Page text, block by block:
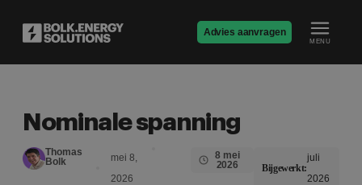
Advies aanvragen
MENU
Nominale spanning
Thomas
Bolk
mei 8,
2026
8 mei
2026
Bijgewerkt:
juli
2026